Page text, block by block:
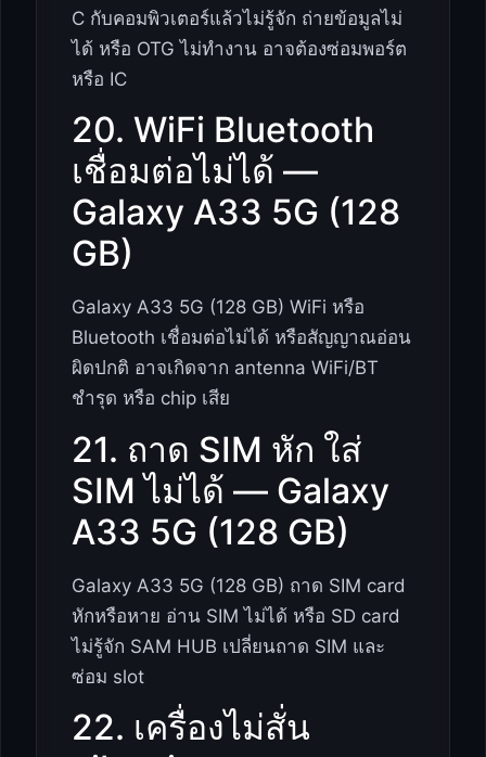
C กับคอมพิวเตอร์แล้วไม่รู้จัก ถ่ายข้อมูลไม่
ได้ หรือ OTG ไม่ทำงาน อาจต้องซ่อมพอร์ต
หรือ IC
20. WiFi Bluetooth
เชื่อมต่อไม่ได้ —
Galaxy A33 5G (128
GB)
Galaxy A33 5G (128 GB) WiFi หรือ
Bluetooth เชื่อมต่อไม่ได้ หรือสัญญาณอ่อน
ผิดปกติ อาจเกิดจาก antenna WiFi/BT
ชำรุด หรือ chip เสีย
21. ถาด SIM หัก ใส่
SIM ไม่ได้ — Galaxy
A33 5G (128 GB)
Galaxy A33 5G (128 GB) ถาด SIM card
หักหรือหาย อ่าน SIM ไม่ได้ หรือ SD card
ไม่รู้จัก SAM HUB เปลี่ยนถาด SIM และ
ซ่อม slot
22. เครื่องไม่สั่น